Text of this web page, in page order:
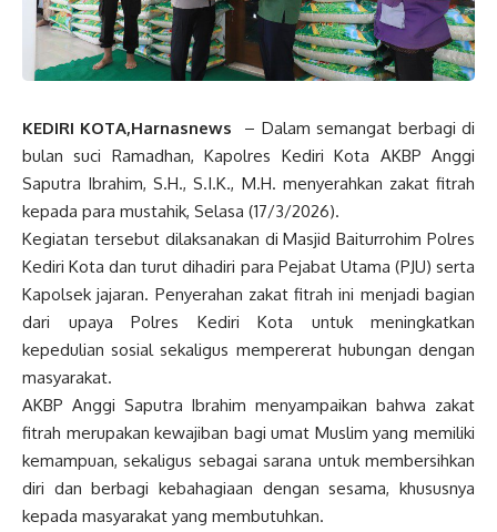
KEDIRI KOTA,Harnasnews – Dalam semangat berbagi di
bulan suci Ramadhan, Kapolres Kediri Kota AKBP Anggi
Saputra Ibrahim, S.H., S.I.K., M.H. menyerahkan zakat fitrah
kepada para mustahik, Selasa (17/3/2026).
Kegiatan tersebut dilaksanakan di Masjid Baiturrohim Polres
Kediri Kota dan turut dihadiri para Pejabat Utama (PJU) serta
Kapolsek jajaran. Penyerahan zakat fitrah ini menjadi bagian
dari upaya Polres Kediri Kota untuk meningkatkan
kepedulian sosial sekaligus mempererat hubungan dengan
masyarakat.
AKBP Anggi Saputra Ibrahim menyampaikan bahwa zakat
fitrah merupakan kewajiban bagi umat Muslim yang memiliki
kemampuan, sekaligus sebagai sarana untuk membersihkan
diri dan berbagi kebahagiaan dengan sesama, khususnya
kepada masyarakat yang membutuhkan.